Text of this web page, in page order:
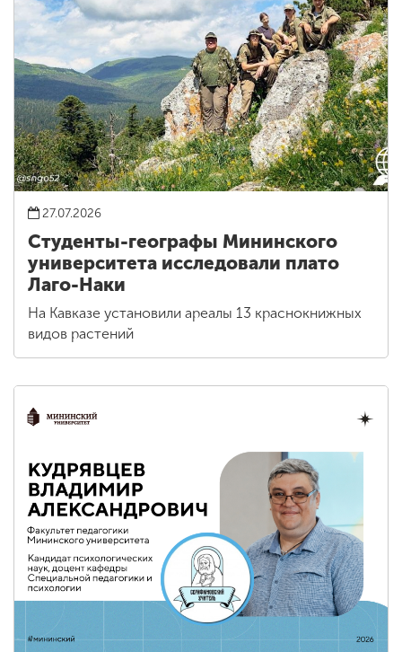
27.07.2026
Студенты-географы Мининского
университета исследовали плато
Лаго-Наки
На Кавказе установили ареалы 13 краснокнижных
видов растений